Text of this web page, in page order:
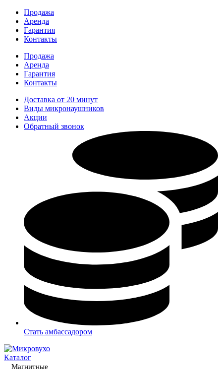
Перейти
содержимому
Продажа
Аренда
Гарантия
Контакты
Продажа
Аренда
Гарантия
Контакты
Доставка от 20 минут
Виды микронаушников
Акции
Обратный звонок
Стать амбассадором
Каталог
Магнитные